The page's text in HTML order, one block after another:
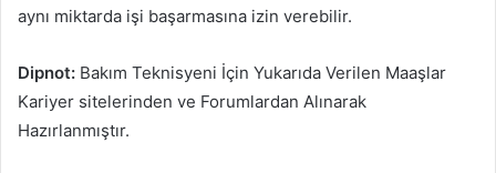
aynı miktarda işi başarmasına izin verebilir.
Dipnot: Bakım Teknisyeni İçin Yukarıda Verilen Maaşlar
Kariyer sitelerinden ve Forumlardan Alınarak
Hazırlanmıştır.